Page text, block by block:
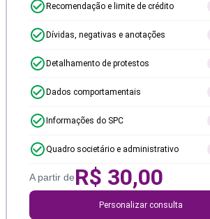
Recomendação e limite de crédito
Dívidas, negativas e anotações
Detalhamento de protestos
Dados comportamentais
Informações do SPC
Quadro societário e administrativo
A partir deR$ 30,00
Personalizar consulta